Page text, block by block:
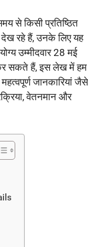
से किसी प्रतिष्ठित
देख रहे हैं, उनके लिए यह
उम्मीदवार 28 मई
सकते हैं, इस लेख में हम
जानकारियां जैसे
वेतनमान और